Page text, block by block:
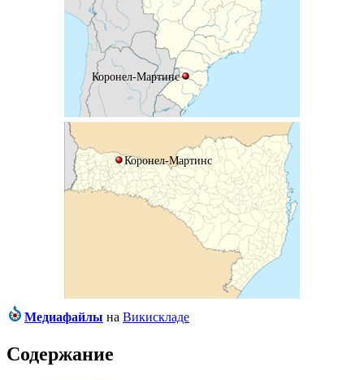
Коронел-Мартинс
Коронел-Мартинс
Медиафайлы на Викискладе
Содержание